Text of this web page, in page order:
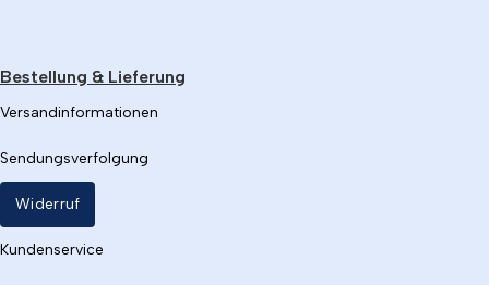
Bestellung & Lieferung
Versandinformationen
Sendungsverfolgung
Widerruf
Kundenservice